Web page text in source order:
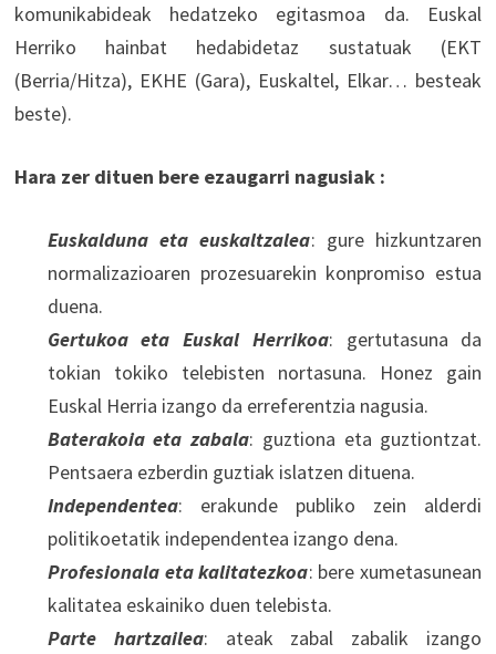
komunikabideak hedatzeko egitasmoa da. Euskal
Herriko hainbat hedabidetaz sustatuak (EKT
(Berria/Hitza), EKHE (Gara), Euskaltel, Elkar… besteak
beste).
Hara zer dituen bere ezaugarri nagusiak :
Euskalduna eta euskaltzalea: gure hizkuntzaren
normalizazioaren prozesuarekin konpromiso estua
duena.
Gertukoa eta Euskal Herrikoa: gertutasuna da
tokian tokiko telebisten nortasuna. Honez gain
Euskal Herria izango da erreferentzia nagusia.
Baterakoia eta zabala: guztiona eta guztiontzat.
Pentsaera ezberdin guztiak islatzen dituena.
Independentea: erakunde publiko zein alderdi
politikoetatik independentea izango dena.
Profesionala eta kalitatezkoa: bere xumetasunean
kalitatea eskainiko duen telebista.
Parte hartzailea: ateak zabal zabalik izango